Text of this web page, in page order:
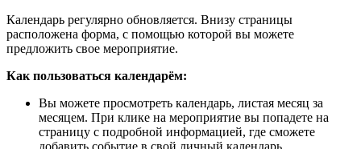
Календарь регулярно обновляется. Внизу страницы
расположена форма, с помощью которой вы можете
предложить свое мероприятие.
Как пользоваться календарём:
Вы можете просмотреть календарь, листая месяц за
месяцем. При клике на мероприятие вы попадете на
страницу с подробной информацией, где сможете
добавить событие в свой личный календарь